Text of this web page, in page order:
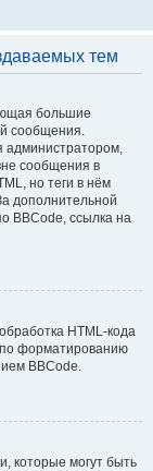
тем
большие
сообщения.
администратором,
сообщения в
но теги в нём
дополнительной
BBCode, ссылка на
HTML-кода
форматированию
BBCode.
которые могут быть